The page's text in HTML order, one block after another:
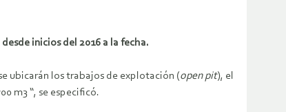
inicios del 2016 a la fecha.
ubicarán los trabajos de explotación (open pit), el
m3 “, se especificó.